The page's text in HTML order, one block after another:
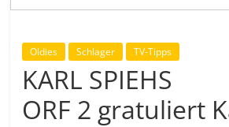
Oldies Schlager TV-Tipps
KARL SPIEHS
ORF 2 gratuliert